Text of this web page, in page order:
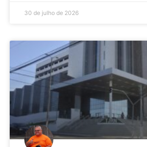
30 de julho de 2026